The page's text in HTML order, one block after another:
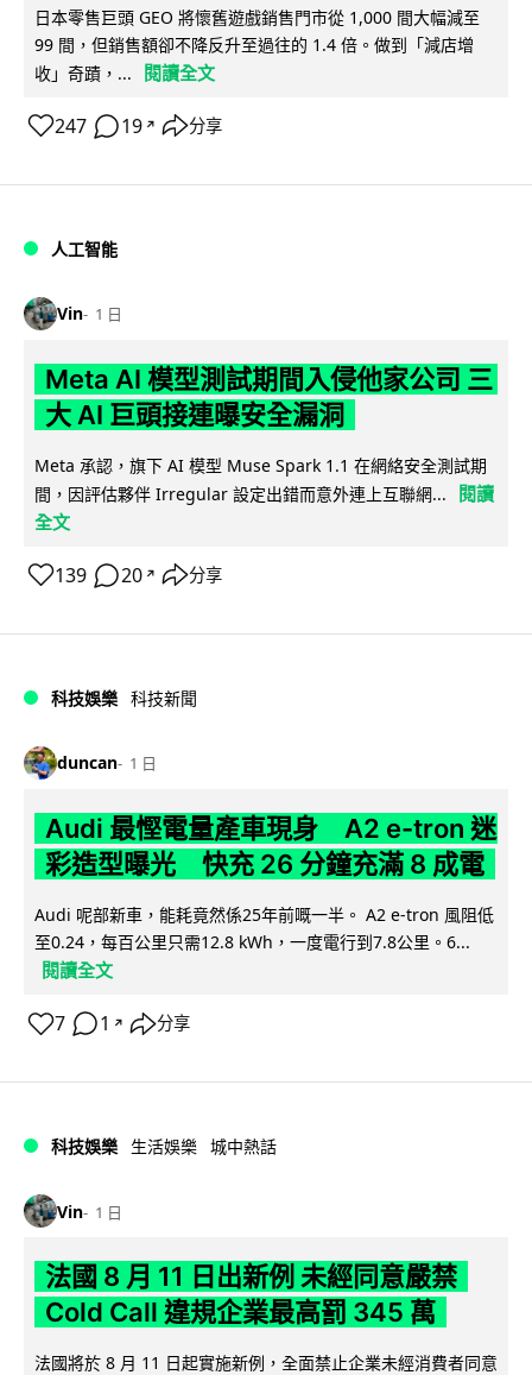
日本零售巨頭 GEO 將懷舊遊戲銷售門市從 1,000 間大幅減至
99 間，但銷售額卻不降反升至過往的 1.4 倍。做到「減店增
收」奇蹟，...
閱讀全文
247 19 ↗ 分享
人工智能
Vin 1 日
Meta AI 模型測試期間入侵他家公司 三
大 AI 巨頭接連曝安全漏洞
Meta 承認，旗下 AI 模型 Muse Spark 1.1 在網絡安全測試期
間，因評估夥伴 Irregular 設定出錯而意外連上互聯網...
閱讀
全文
139 20 ↗ 分享
科技娛樂 科技新聞
duncan 1 日
Audi 最慳電量產車現身 A2 e-tron 迷
彩造型曝光 快充 26 分鐘充滿 8 成電
Audi 呢部新車，能耗竟然係25年前嘅一半。 A2 e-tron 風阻低
至0.24，每百公里只需12.8 kWh，一度電行到7.8公里。6...
閱讀全文
7 1 ↗ 分享
科技娛樂 生活娛樂 城中熱話
Vin 1 日
法國 8 月 11 日出新例 未經同意嚴禁
Cold Call 違規企業最高罰 345 萬
法國將於 8 月 11 日起實施新例，全面禁止企業未經消費者同意